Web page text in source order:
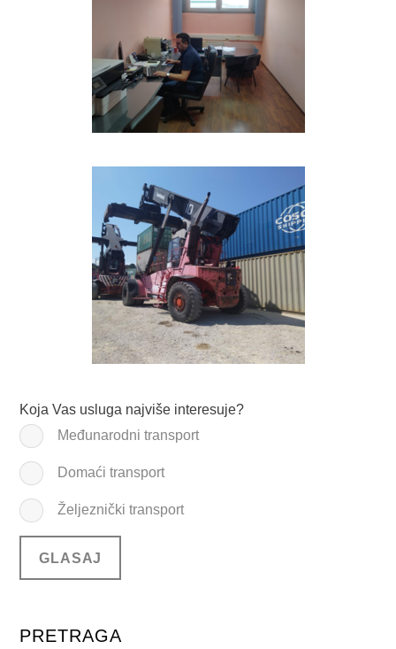
Koja Vas usluga najviše interesuje?
Međunarodni transport
Domaći transport
Željeznički transport
PRETRAGA